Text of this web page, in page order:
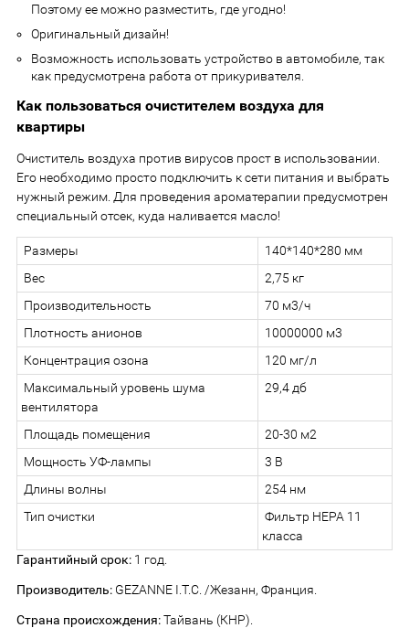
Поэтому ее можно разместить, где угодно!
Оригинальный дизайн!
Возможность использовать устройство в автомобиле, так
как предусмотрена работа от прикуривателя.
Как пользоваться очистителем воздуха для
квартиры
Очиститель воздуха против вирусов прост в использовании.
Его необходимо просто подключить к сети питания и выбрать
нужный режим. Для проведения ароматерапии предусмотрен
специальный отсек, куда наливается масло!
Размеры
140*140*280 мм
Вес
2,75 кг
Производительность
70 м3/ч
Плотность анионов
10000000 м3
Концентрация озона
120 мг/л
Максимальный уровень шума
вентилятора
29,4 дб
Площадь помещения
20-30 м2
Мощность УФ-лампы
3 В
Длины волны
254 нм
Тип очистки
Фильтр НЕРА 11
класса
Гарантийный срок: 1 год.
Производитель: GEZANNE I.T.C. /Жезанн, Франция.
Страна происхождения:Тайвань (КНР).